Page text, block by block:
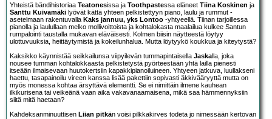
Yhteistä bändihistoriaa Teatonesissa ja Toothpastessa eläneet Tiina Koskinen ja
Santtu Kuivamäki lyövät kättä yhteen pelkistettyyn piano, laulu ja rummut -
asetelmaan rakentuvalla Kaks jannuu, yks Lontoo -yhtyeellä. Tiinan tarjoillessa
pianolla ja laulullaan melko mollivoittoista ja kohtalokasta maalailua kulkee Santun
rumpalointi taustalla mukavan eläväisesti. Kolmen biisin näytteestä löytyy
ulottuvuuksia, heittäytymistä ja kokeilunhalua. Mutta löytyykö koukkua ja kiteytystä?
Kaksikko käynnistää seikkailunsa viipyilevän tummapintaisella Jaskalla, joka
nousee tumman kohtalokkaasta pelkistetystä pyörteestään yhtä lailla pienesti
itseään ilmaisevaan huutokertsiin kapakkipianoiluineen. Yhtyeen jatkuva, luullakseni
haettu, tasapainoilu vireen kanssa lisää pakettiin sopivasti äkkivääryyttä mutta on
myös monessa kohtaa ärsyttävä elementti. Se ei nimittäin ilmene kauhean
ilkikurisena tai veikeänä vaan aika vakavanaamaisena, mikä saa hämmennyksiin
siitä mitä haetaan?
Kahdeksanminuuttisen Liian pitkän voisi pilkkakirves todeta jo nimessään kertovan